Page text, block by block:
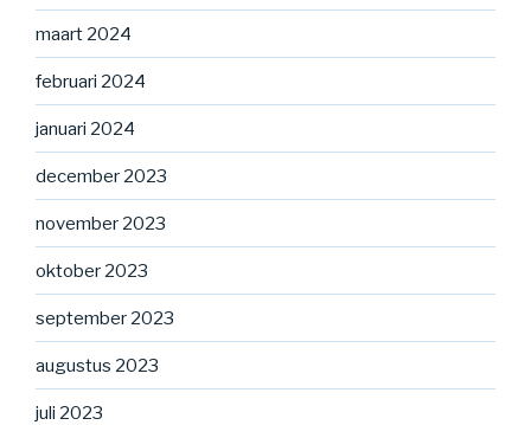
maart 2024
februari 2024
januari 2024
december 2023
november 2023
oktober 2023
september 2023
augustus 2023
juli 2023